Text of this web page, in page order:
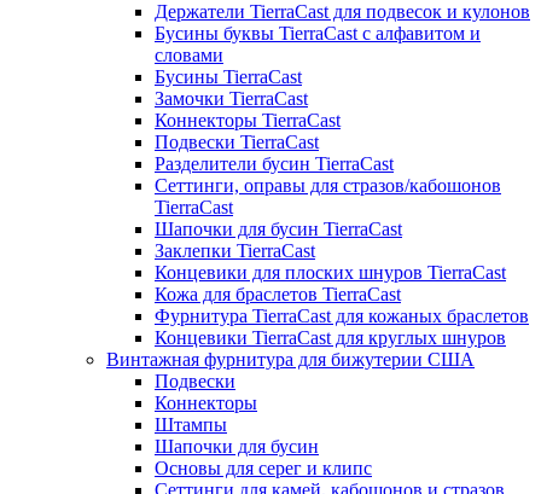
Держатели TierraCast для подвесок и кулонов
Бусины буквы TierraCast с алфавитом и
словами
Бусины TierraCast
Замочки TierraCast
Коннекторы TierraCast
Подвески TierraCast
Разделители бусин TierraCast
Сеттинги, оправы для стразов/кабошонов
TierraCast
Шапочки для бусин TierraCast
Заклепки TierraCast
Концевики для плоских шнуров TierraCast
Кожа для браслетов TierraCast
Фурнитура TierraCast для кожаных браслетов
Концевики TierraCast для круглых шнуров
Винтажная фурнитура для бижутерии США
Подвески
Коннекторы
Штампы
Шапочки для бусин
Основы для серег и клипс